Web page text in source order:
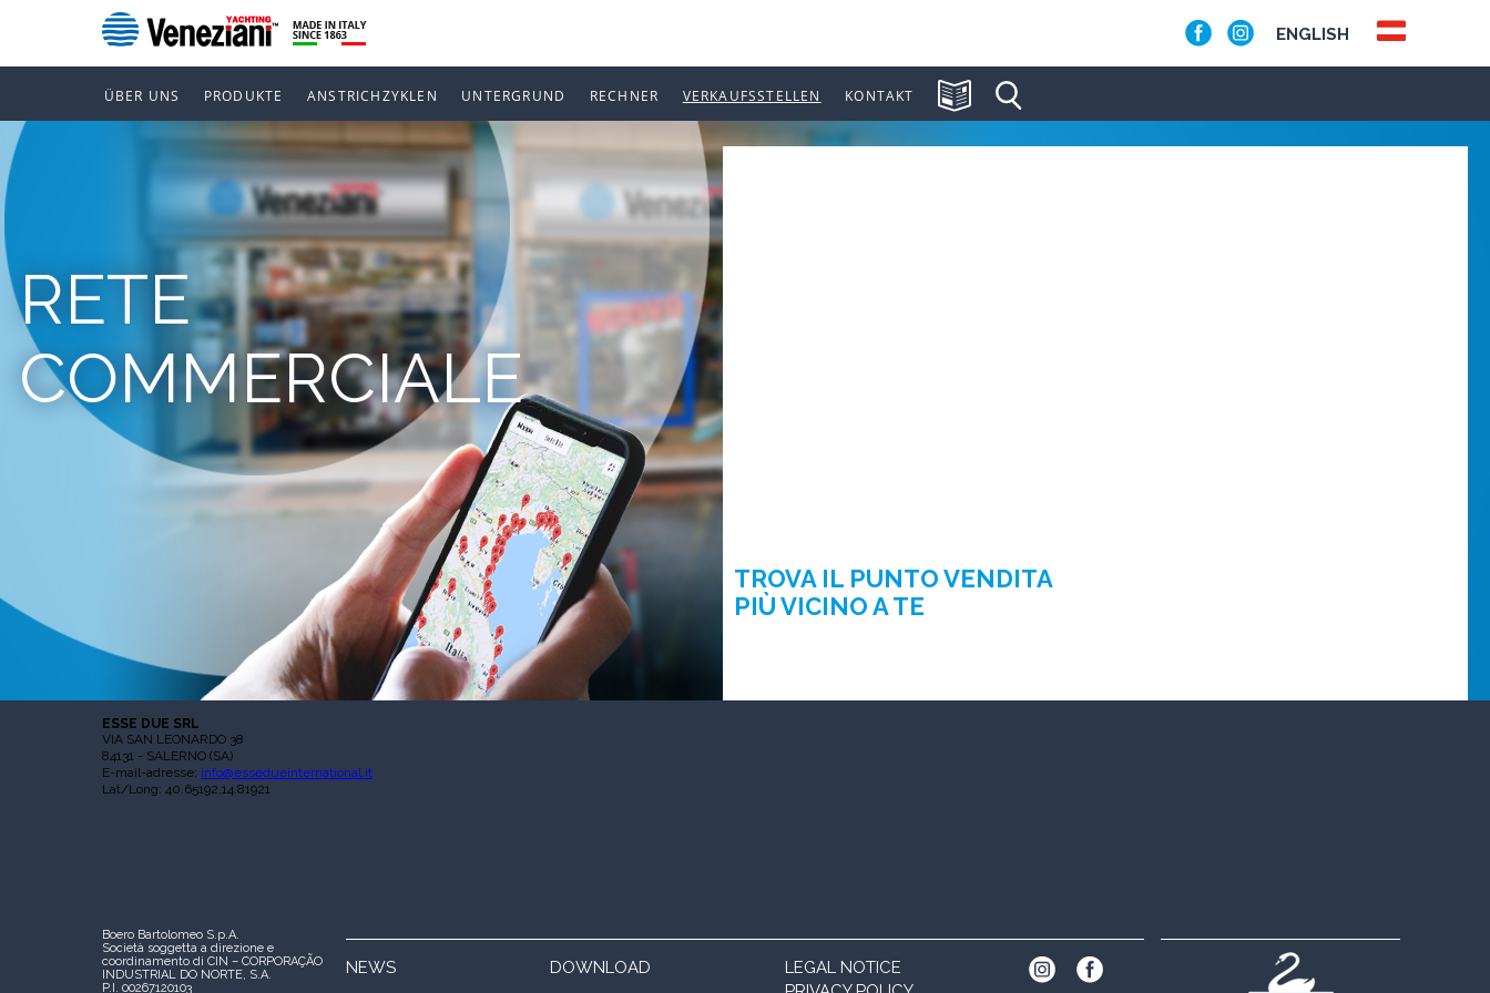
ENGLISH
ÜBER UNS PRODUKTE ANSTRICHZYKLEN UNTERGRUND RECHNER VERKAUFSSTELLEN KONTAKT
RETE
COMMERCIALE
TROVA IL PUNTO VENDITA
PIÙ VICINO A TE
ESSE DUE SRL
VIA SAN LEONARDO 38
84131 - SALERNO (SA)
E-mail-adresse: info@essedueinternational.it
Lat/Long: 40.65192,14.81921
Boero Bartolomeo S.p.A.
Società soggetta a direzione e
coordinamento di CIN – CORPORAÇÃO
INDUSTRIAL DO NORTE, S.A.
P.I. 00267120103
NEWS DOWNLOAD
LEGAL NOTICE